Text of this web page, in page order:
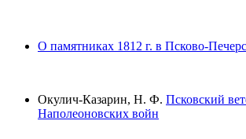
О памятниках 1812 г. в Псково-
Окулич-Казарин, Н. Ф. Псковский
Наполеоновских войн